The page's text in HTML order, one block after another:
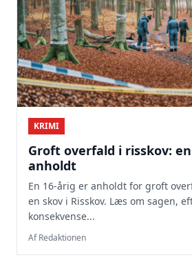
KRIMI
Groft overfald i risskov:
anholdt
En 16-årig er anholdt for groft
en skov i Risskov. Læs om sagen,
konsekvense...
Af Redaktionen